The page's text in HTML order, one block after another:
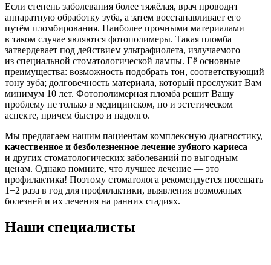
Если степень заболевания более тяжёлая, врач проводит
аппаратную обработку зуба, а затем восстанавливает его
путём пломбирования. Наиболее прочными материалами
в таком случае являются фотополимеры. Такая пломба
затвердевает под действием ультрафиолета, излучаемого
из специальной стоматологической лампы. Её основные
преимущества: возможность подобрать тон, соответствующий
тону зуба; долговечность материала, который прослужит Вам
минимум 10 лет. Фотополимерная пломба решит Вашу
проблему не только в медицинском, но и эстетическом
аспекте, причем быстро и надолго.
Мы предлагаем нашим пациентам комплексную диагностику,
качественное и безболезненное лечение зубного кариеса
и других стоматологических заболеваний по выгодным
ценам. Однако помните, что лучшее лечение — это
профилактика! Поэтому стоматолога рекомендуется посещать
1−2 раза в год для профилактики, выявления возможных
болезней и их лечения на ранних стадиях.
Наши специалисты